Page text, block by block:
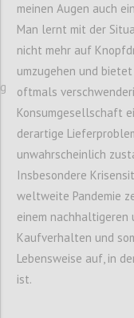
Der Beginn der
distancing,
zu einem
geführt.
denen ich es
alle bereits
Eindämmung
Auswirkungen
war es meines
diese auch
können. Vor
Fitnessstudios
Wichtigkeit, um
meinen Augen auch
Man lernt mit der
nicht mehr auf
umzugehen und
oftmals
Konsumgesellschaft
derartige
unwahrscheinlich
Insbesondere
weltweite Pandemie
einem nachhaltigeren
Kaufverhalten und
Lebensweise auf, in
ist.